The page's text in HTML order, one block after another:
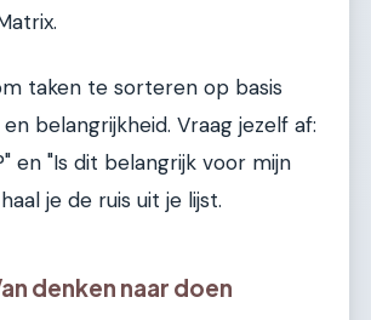
taken te sorteren op basis
belangrijkheid. Vraag jezelf af:
en "Is dit belangrijk voor mijn
je de ruis uit je lijst.
denken naar doen